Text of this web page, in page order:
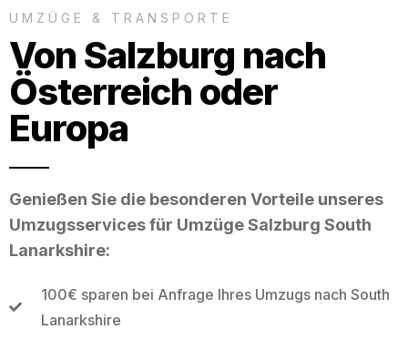
UMZÜGE & TRANSPORTE
Von Salzburg nach
Österreich oder
Europa
Genießen Sie die besonderen Vorteile unseres
Umzugsservices für Umzüge Salzburg South
Lanarkshire:
100€ sparen bei Anfrage Ihres Umzugs nach South
Lanarkshire